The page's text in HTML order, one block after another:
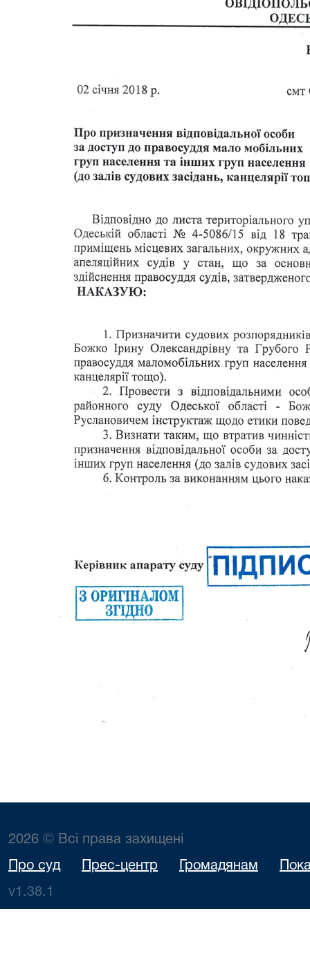
2026 © Всі права захищені
Про суд Прес-центр Громадянам
v1.38.1